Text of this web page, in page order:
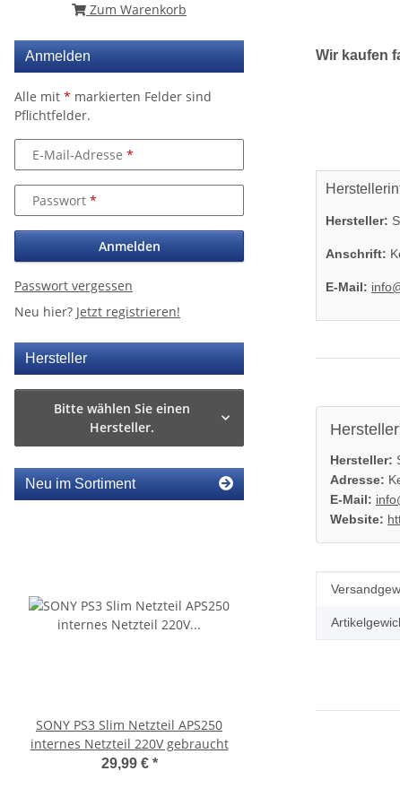
Wir kaufen
Hersteller:
Anschrift:
E-Mail:
Hersteller:
Adresse:
E-Mail:
Website:
Wert
Zum Warenkorb
Anmelden
Alle mit * markierten Felder sind
Pflichtfelder.
E-Mail-Adresse
Passwort
Anmelden
Passwort vergessen
Neu hier? Jetzt registrieren!
Hersteller
Bitte wählen Sie einen
Hersteller.
Neu im Sortiment
SONY PS3 Slim Netzteil APS250
internes Netzteil 220V gebraucht
29,99 € *